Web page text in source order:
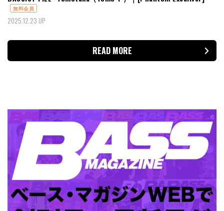
無料会員
2025.12.23 UP
READ MORE